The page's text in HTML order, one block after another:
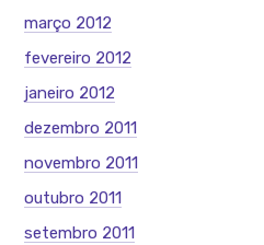
março 2012
fevereiro 2012
janeiro 2012
dezembro 2011
novembro 2011
outubro 2011
setembro 2011